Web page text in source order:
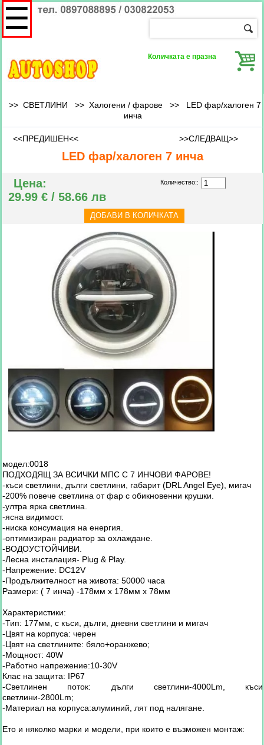
Количката е празна
☰
>> СВЕТЛИНИ >> Халогени / фарове >> LED фар/халоген 7
инча
<<ПРЕДИШЕН<< >>СЛЕДВАЩ>>
LED фар/халоген 7 инча
Цена:
29.99 € / 58.66 лв
Количество::
модел:0018
ПОДХОДЯЩ ЗА ВСИЧКИ МПС С 7 ИНЧОВИ ФАРОВЕ!
-къси светлини, дълги светлини, габарит (DRL Angel Eye), мигач
-200% повече светлина от фар с обикновенни крушки.
-ултра ярка светлина.
-ясна видимост.
-ниска консумация на енергия.
-оптимизиран радиатор за охлаждане.
-ВОДОУСТОЙЧИВИ.
-Лесна инсталация- Plug & Play.
-Напрежение: DC12V
-Продължителност на живота: 50000 часа
Размери: ( 7 инча) -178мм х 178мм х 78мм
Характеристики:
-Тип: 177мм, с къси, дълги, дневни светлини и мигач
-Цвят на корпуса: черен
-Цвят на светлините: бяло+оранжево;
-Мощност: 40W
-Работно напрежение:10-30V
Клас на защита: IP67
-Светлинен поток: дълги светлини-4000Lm, къси
светлини-2800Lm;
-Материал на корпуса:алуминий, лят под налягане.
Ето и няколко марки и модели, при които е възможен монтаж: